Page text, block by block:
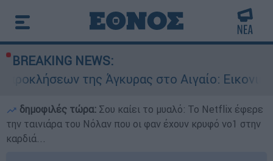
BREAKING NEWS:
στο Αιγαίο: Εικονική αερομαχία
δημοφιλές τώρα: Σου καίει το μυαλό: Το Netflix έφερε
την ταινιάρα του Νόλαν που οι φαν έχουν κρυφό νο1 στην
καρδιά...